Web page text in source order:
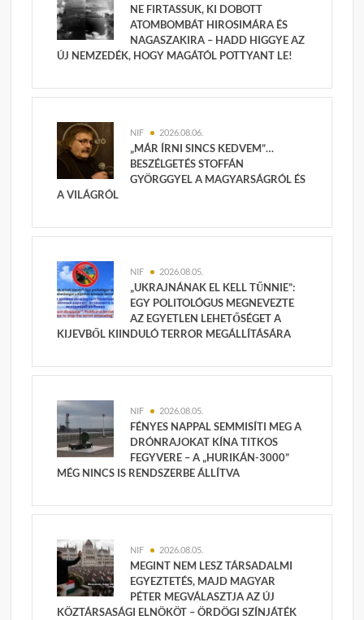
NE FIRTASSUK, KI DOBOTT
ATOMBOMBÁT HIROSIMÁRA ÉS
NAGASZAKIRA – HADD HIGGYE AZ
ÚJ NEMZEDÉK, HOGY MAGÁTÓL POTTYANT LE!
NIF 2026.08.06.
„MÁR ÍRNI SINCS KEDVEM”…
BESZÉLGETÉS STOFFÁN
GYÖRGGYEL A MAGYARSÁGRÓL ÉS
A VILÁGRÓL
NIF 2026.08.05.
„UKRAJNÁNAK EL KELL TŰNNIE”:
EGY POLITOLÓGUS MEGNEVEZTE
AZ EGYETLEN LEHETŐSÉGET A
KIJEVBŐL KIINDULÓ TERROR MEGÁLLÍTÁSÁRA
NIF 2026.08.05.
FÉNYES NAPPAL SEMMISÍTI MEG A
DRÓNRAJOKAT KÍNA TITKOS
FEGYVERE – A „HURIKÁN-3000”
MÉG NINCS IS RENDSZERBE ÁLLÍTVA
NIF 2026.08.05.
MEGINT NEM LESZ TÁRSADALMI
EGYEZTETÉS, MAJD MAGYAR
PÉTER MEGVÁLASZTJA AZ ÚJ
KÖZTÁRSASÁGI ELNÖKÖT – ÖRDÖGI SZÍNJÁTÉK